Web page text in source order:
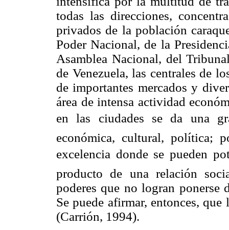
todas las direcciones,
privados de la población
Poder Nacional, de la
Asamblea Nacional, del
de Venezuela, las centrales de
de importantes mercados y
área de intensa actividad
en las ciudades se da una
económica, cultural, política;
excelencia donde se pueden
producto de una relación
poderes que no logran ponerse
Se puede afirmar, entonces,
(Carrión, 1994).